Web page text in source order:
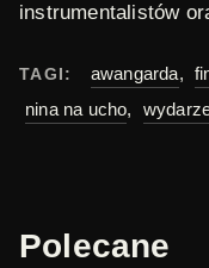
instrumentalistów
TAGI: awangarda,
nina na ucho,
Polecane